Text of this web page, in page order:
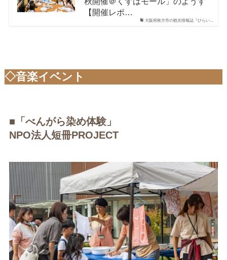
大阪府枚方市の観光情報誌『ひらい…
【開催レポ…
◇音楽イベント
■「べんがら染め体験」
NPO法人短冊PROJECT